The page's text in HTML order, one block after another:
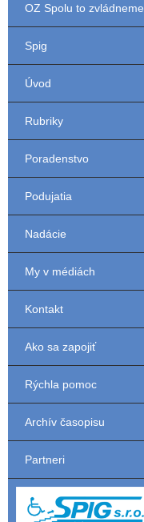
OZ Spolu to zvládneme
Spig
Úvod
Rubriky
Poradenstvo
Podujatia
Nadácie
My v médiách
Kontakt
Ako sa zapojiť
Rýchla pomoc
Archív časopisu
Partneri